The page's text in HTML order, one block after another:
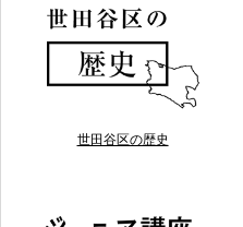
世田谷区の歴史